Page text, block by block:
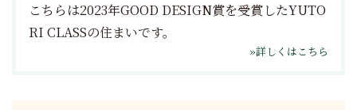
こちらは2023年GOOD DESIGN賞を受賞したYUTO
RI CLASSの住まいです。
»詳しくはこちら